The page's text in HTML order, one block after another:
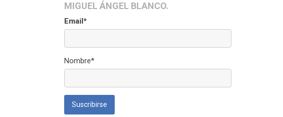
MIGUEL ÁNGEL BLANCO.
Email*
Nombre*